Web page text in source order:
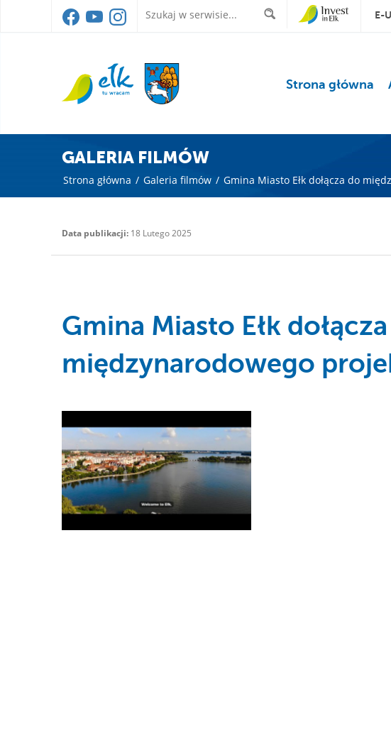
E-
Strona główna
GALERIA FILMÓW
Strona główna / Galeria filmów / Gmina Miasto Ełk dołącza do
Data publikacji: 18 Lutego 2025
Gmina Miasto Ełk
międzynarodowego